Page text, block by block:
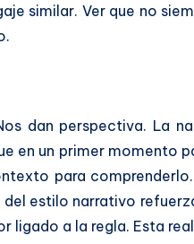
similar. Ver que no
dan perspectiva. La
en un primer momento
para
estilo narrativo
ligado a la regla. Esta